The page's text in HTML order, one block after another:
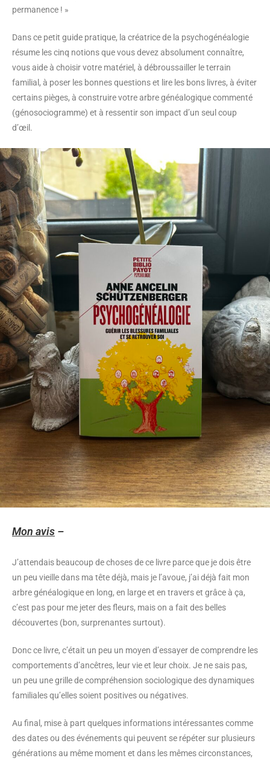
permanence ! »
Dans ce petit guide pratique, la créatrice de la psychogénéalogie
résume les cinq notions que vous devez absolument connaître,
vous aide à choisir votre matériel, à débroussailler le terrain
familial, à poser les bonnes questions et lire les bons livres, à éviter
certains pièges, à construire votre arbre généalogique commenté
(génosociogramme) et à ressentir son impact d’un seul coup
d’œil.
Mon avis –
J’attendais beaucoup de choses de ce livre parce que je dois être
un peu vieille dans ma tête déjà, mais je l’avoue, j’ai déjà fait mon
arbre généalogique en long, en large et en travers et grâce à ça,
c’est pas pour me jeter des fleurs, mais on a fait des belles
découvertes (bon, surprenantes surtout).
Donc ce livre, c’était un peu un moyen d’essayer de comprendre les
comportements d’ancêtres, leur vie et leur choix. Je ne sais pas,
un peu une grille de compréhension sociologique des dynamiques
familiales qu’elles soient positives ou négatives.
Au final, mise à part quelques informations intéressantes comme
des dates ou des événements qui peuvent se répéter sur plusieurs
générations au même moment et dans les mêmes circonstances,